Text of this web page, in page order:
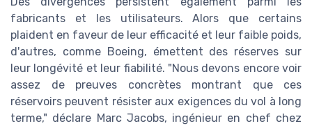
fabricants et les utilisateurs. Alors que certains
plaident en faveur de leur efficacité et leur faible poids,
d'autres, comme Boeing, émettent des réserves sur
leur longévité et leur fiabilité. "Nous devons encore voir
assez de preuves concrètes montrant que ces
réservoirs peuvent résister aux exigences du vol à long
terme," déclare Marc Jacobs, ingénieur en chef chez